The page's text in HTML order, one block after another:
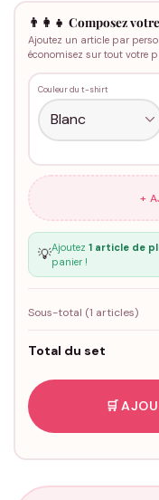
👨‍👩‍👧 Composez
Ajoutez un article par
économisez sur tout votre
Couleur du t-shirt
+
💡Ajoutez 1 article de
panier !
Sous-total (1 articles)
Total du set
🛒